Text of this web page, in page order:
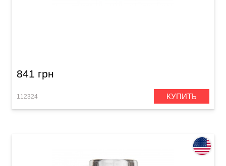
841 грн
112324 КУПИТЬ